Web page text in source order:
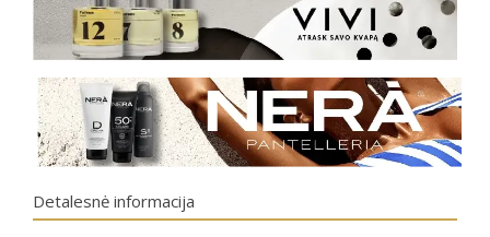
Detalesnė informacija